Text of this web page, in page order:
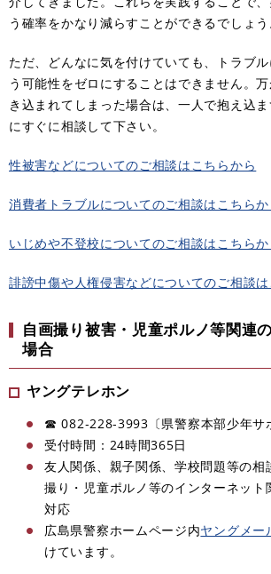
う確率をかなり減らすことができるでしょう
ただ、どんなに気を付けていても、トラブ
う可能性をゼロにすることはできません。
き込まれてしまった場合は、一人で抱え込
にすぐに相談して下さい。
性被害などについてのご相談はこちらから
消費者トラブルについてのご相談はこちらか
いじめや不登校についてのご相談はこちらか
誹謗中傷や人権侵害などについてのご相談
自画撮り被害・児童ポルノ等関連
場合
ヤングテレホン
☎ 082‐228‐3993〔県警察本部少年サ
受付時間：24時間365日
友人関係、親子関係、学校問題等の相
撮り・児童ポルノ等のインターネット
対応
広島県警察ホームページ内ヤングメー
けています。